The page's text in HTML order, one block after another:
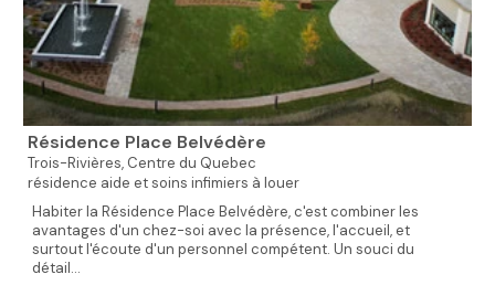
Résidence Place Belvédère
Trois-Rivières, Centre du Quebec
résidence aide et soins infimiers à louer
Habiter la Résidence Place Belvédère, c'est combiner les
avantages d'un chez-soi avec la présence, l'accueil, et
surtout l'écoute d'un personnel compétent. Un souci du
détail...